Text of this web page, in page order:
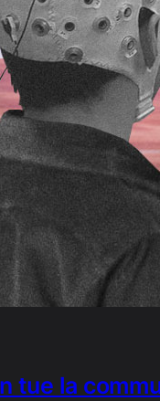
tue la